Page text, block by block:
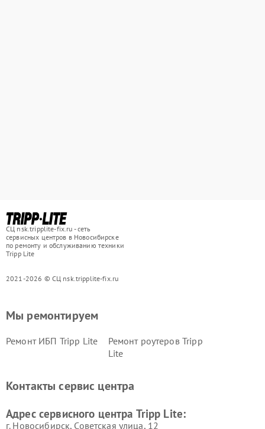
СЦ nsk.tripplite-fix.ru - сеть
сервисных центров в Новосибирске
по ремонту и обслуживанию техники
Tripp Lite
2021-2026 © СЦ nsk.tripplite-fix.ru
Мы ремонтируем
Ремонт ИБП Tripp Lite
Ремонт роутеров Tripp
Lite
Контакты сервис центра
Адрес сервисного центра Tripp Lite:
г. Новосибирск, Советская улица, 12